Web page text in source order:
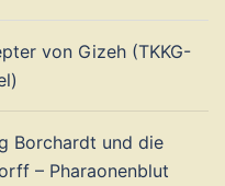
von Gizeh (TKKG-
Borchardt und die
– Pharaonenblut